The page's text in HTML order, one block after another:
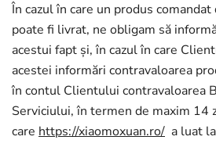
În cazul în care un produs
poate fi livrat, ne obligam să
acestui fapt și, în cazul în care
acestei informări contravaloarea
în contul Clientului contravaloarea
Serviciului, în termen de maxim 14
care https://xiaomoxuan.ro/ a luat